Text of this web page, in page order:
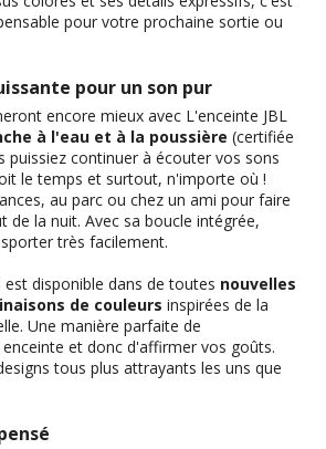
pour votre prochaine sortie ou
pour un son pur
encore mieux avec L'enceinte JBL
à l'eau et à la poussière (certifiée
puissiez continuer à écouter vos sons
le temps et surtout, n'importe où !
au parc ou chez un ami pour faire
de la nuit. Avec sa boucle intégrée,
très facilement.
est disponible dans de toutes nouvelles
de couleurs inspirées de la
Une manière parfaite de
et donc d'affirmer vos goûts.
tous plus attrayants les uns que